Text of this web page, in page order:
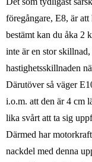
föregångare, E8, är
bestämt kan du åka 2
inte är en stor
hastighetsskillnaden
Därutöver så väger
i.o.m. att den är 4 cm
lika svårt att ta sig
Därmed har
nackdel med denna